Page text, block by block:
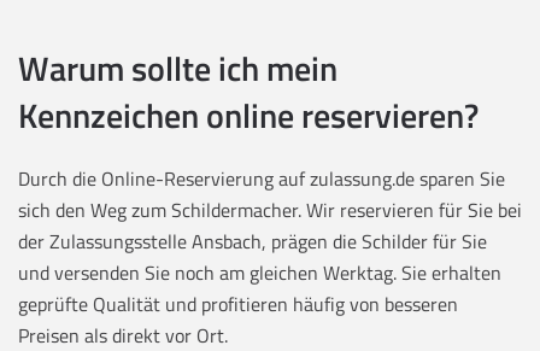
Warum sollte ich mein
Kennzeichen online reservieren?
Durch die Online-Reservierung auf zulassung.de sparen Sie
sich den Weg zum Schildermacher. Wir reservieren für Sie bei
der Zulassungsstelle Ansbach, prägen die Schilder für Sie
und versenden Sie noch am gleichen Werktag. Sie erhalten
geprüfte Qualität und profitieren häufig von besseren
Preisen als direkt vor Ort.